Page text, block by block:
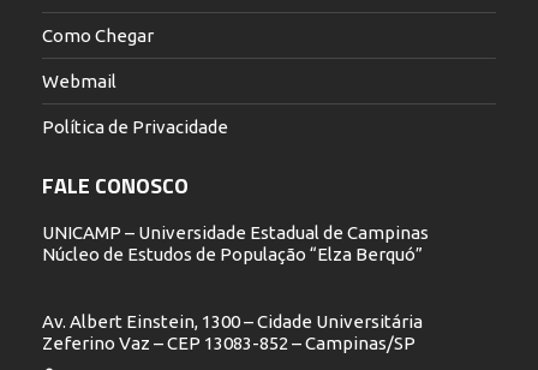
Como Chegar
Webmail
Política de Privacidade
FALE CONOSCO
UNICAMP – Universidade Estadual de Campinas
Núcleo de Estudos de População “Elza Berquó”
Av. Albert Einstein, 1300 – Cidade Universitária
Zeferino Vaz – CEP 13083-852 – Campinas/SP